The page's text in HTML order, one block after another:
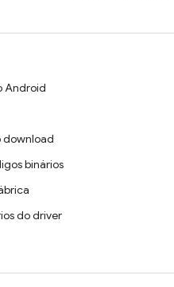
Android
download
binários
do driver